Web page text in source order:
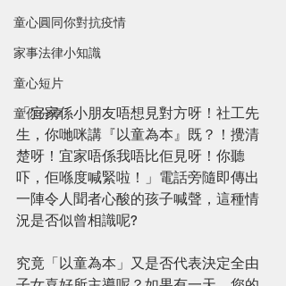
童心圓同你對抗疫情
家事法律小知識
童心短片
童你分享
「宜家係小朋友唔想見對方呀！社工先
生，你哋咪講『以童為本』既？！攪清
楚呀！宜家唔係我唔比佢見呀！你聽
吓，佢喺度喊緊啦！」電話旁隨即傳出
一陣令人聞者心酸的孩子喊聲，這種情
況是否似曾相識呢?
究竟「以童為本」又是否代表決定全由